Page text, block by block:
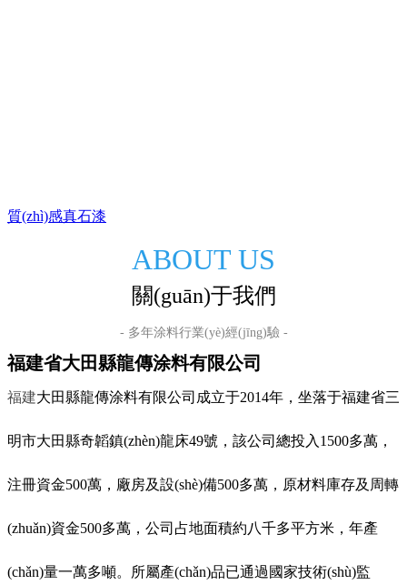
質(zhì)感真石漆
ABOUT US
關(guān)于我們
- 多年涂料行業(yè)經(jīng)驗 -
福建省大田縣龍傳涂料有限公司
福建大田縣龍傳涂料有限公司成立于2014年，坐落于福建省三
明市大田縣奇韜鎮(zhèn)龍床49號，該公司總投入1500多萬，
注冊資金500萬，廠房及設(shè)備500多萬，原材料庫存及周轉
(zhuǎn)資金500多萬，公司占地面積約八千多平方米，年產
(chǎn)量一萬多噸。所屬產(chǎn)品已通過國家技術(shù)監